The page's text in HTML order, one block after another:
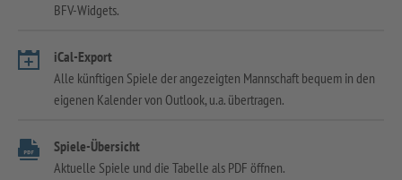
BFV-Widgets.
iCal-Export
Alle künftigen Spiele der angezeigten Mannschaft bequem in den
eigenen Kalender von Outlook, u.a. übertragen.
Spiele-Übersicht
Aktuelle Spiele und die Tabelle als PDF öffnen.